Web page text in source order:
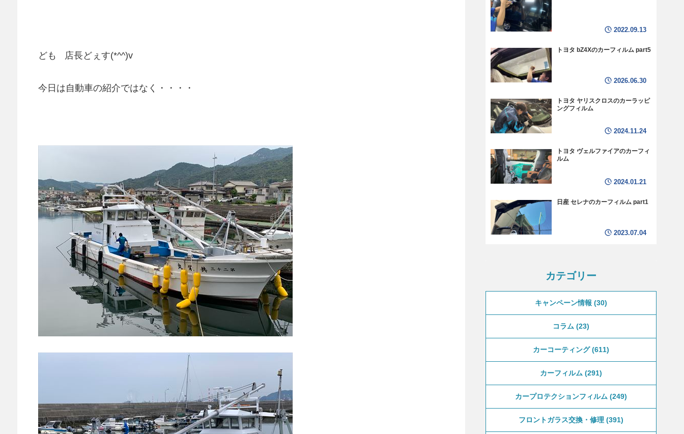
ども 店長どぇす(*^^)v
今日は自動車の紹介ではなく・・・・
2022.09.13
トヨタ bZ4Xのカーフィルム part5
2026.06.30
トヨタ ヤリスクロスのカーラッピ
ングフィルム
2024.11.24
トヨタ ヴェルファイアのカーフィ
ルム
2024.01.21
日産 セレナのカーフィルム part1
2023.07.04
カテゴリー
キャンペーン情報 30
コラム 23
カーコーティング 611
カーフィルム 291
カープロテクションフィルム 249
フロントガラス交換・修理 391